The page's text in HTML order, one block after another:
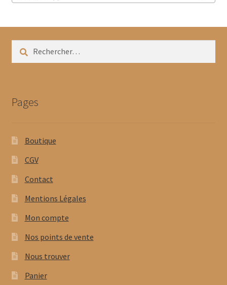
Rechercher :
Pages
Boutique
CGV
Contact
Mentions Légales
Mon compte
Nos points de vente
Nous trouver
Panier